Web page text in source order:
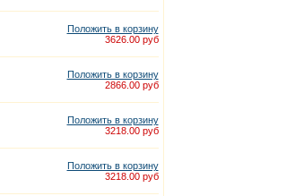
Положить в корзину
3626.00 руб
Положить в корзину
2866.00 руб
Положить в корзину
3218.00 руб
Положить в корзину
3218.00 руб